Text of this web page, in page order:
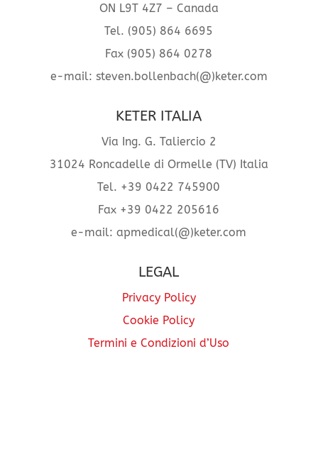
ON L9T 4Z7 – Canada
Tel. (905) 864 6695
Fax (905) 864 0278
e-mail: steven.bollenbach(@)keter.com
KETER ITALIA
Via Ing. G. Taliercio 2
31024 Roncadelle di Ormelle (TV) Italia
Tel. +39 0422 745900
Fax +39 0422 205616
e-mail: apmedical(@)keter.com
LEGAL
Privacy Policy
Cookie Policy
Termini e Condizioni d’Uso